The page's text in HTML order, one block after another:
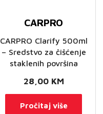
CARPRO
CARPRO Clarify 500ml
– Sredstvo za čišćenje
staklenih površina
28,00 KM
Pročitaj više